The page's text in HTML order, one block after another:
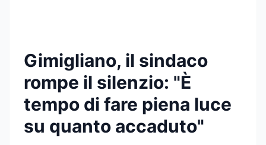
Gimigliano, il sindaco
rompe il silenzio: "È
tempo di fare piena luce
su quanto accaduto"